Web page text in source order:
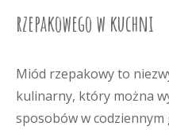
rzepakowego w kuchni
Miód rzepakowy to
kulinarny, który można
sposobów w